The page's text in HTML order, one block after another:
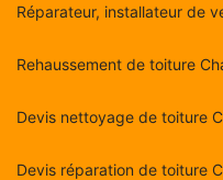
Réparateur, installateur de
Rehaussement de toiture
Devis nettoyage de toiture
Devis réparation de toiture